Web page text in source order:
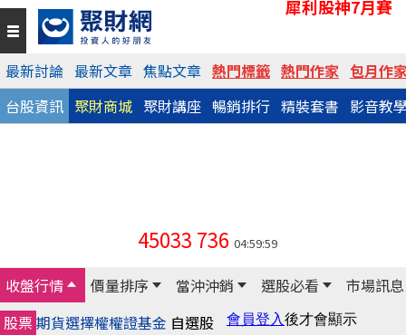
犀利股神7月賽
最新討論 最新文章 焦點文章 熱門標籤 熱門作家 包月作
台股資訊 聚財商城 聚財講座 暢銷排行 精裝套書 影音教
45033 736 04:59:59
收盤行情 價量排序 當沖沖銷 選股必看
市場訊息
股票期貨選擇權權證基金 自選股